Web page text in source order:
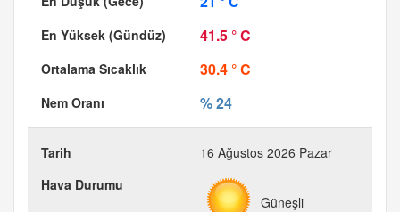
41.5 ° C
30.4 ° C
% 24
16 Ağustos 2026 Pazar
Güneşli